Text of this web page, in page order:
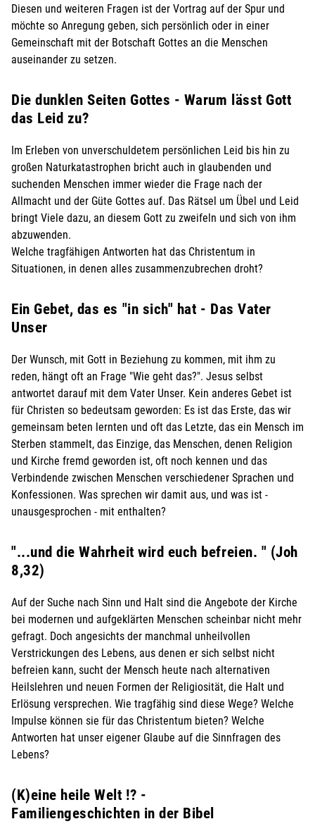
Diesen und weiteren Fragen ist der Vortrag auf der Spur und
möchte so Anregung geben, sich persönlich oder in einer
Gemeinschaft mit der Botschaft Gottes an die Menschen
auseinander zu setzen.
Die dunklen Seiten Gottes - Warum lässt Gott
das Leid zu?
Im Erleben von unverschuldetem persönlichen Leid bis hin zu
großen Naturkatastrophen bricht auch in glaubenden und
suchenden Menschen immer wieder die Frage nach der
Allmacht und der Güte Gottes auf. Das Rätsel um Übel und Leid
bringt Viele dazu, an diesem Gott zu zweifeln und sich von ihm
abzuwenden.
Welche tragfähigen Antworten hat das Christentum in
Situationen, in denen alles zusammenzubrechen droht?
Ein Gebet, das es "in sich" hat - Das Vater
Unser
Der Wunsch, mit Gott in Beziehung zu kommen, mit ihm zu
reden, hängt oft an Frage "Wie geht das?". Jesus selbst
antwortet darauf mit dem Vater Unser. Kein anderes Gebet ist
für Christen so bedeutsam geworden: Es ist das Erste, das wir
gemeinsam beten lernten und oft das Letzte, das ein Mensch im
Sterben stammelt, das Einzige, das Menschen, denen Religion
und Kirche fremd geworden ist, oft noch kennen und das
Verbindende zwischen Menschen verschiedener Sprachen und
Konfessionen. Was sprechen wir damit aus, und was ist -
unausgesprochen - mit enthalten?
"...und die Wahrheit wird euch befreien. " (Joh
8,32)
Auf der Suche nach Sinn und Halt sind die Angebote der Kirche
bei modernen und aufgeklärten Menschen scheinbar nicht mehr
gefragt. Doch angesichts der manchmal unheilvollen
Verstrickungen des Lebens, aus denen er sich selbst nicht
befreien kann, sucht der Mensch heute nach alternativen
Heilslehren und neuen Formen der Religiosität, die Halt und
Erlösung versprechen. Wie tragfähig sind diese Wege? Welche
Impulse können sie für das Christentum bieten? Welche
Antworten hat unser eigener Glaube auf die Sinnfragen des
Lebens?
(K)eine heile Welt !? -
Familiengeschichten in der Bibel